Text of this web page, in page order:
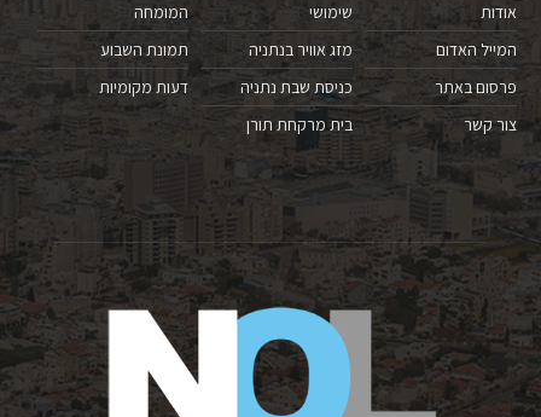
אודות
המייל האדום
פרסום באתר
צור קשר
שימושי
מזג אוויר בנתניה
כניסת שבת נתניה
בית מרקחת תורן
המומחה
תמונת השבוע
דעות מקומיות